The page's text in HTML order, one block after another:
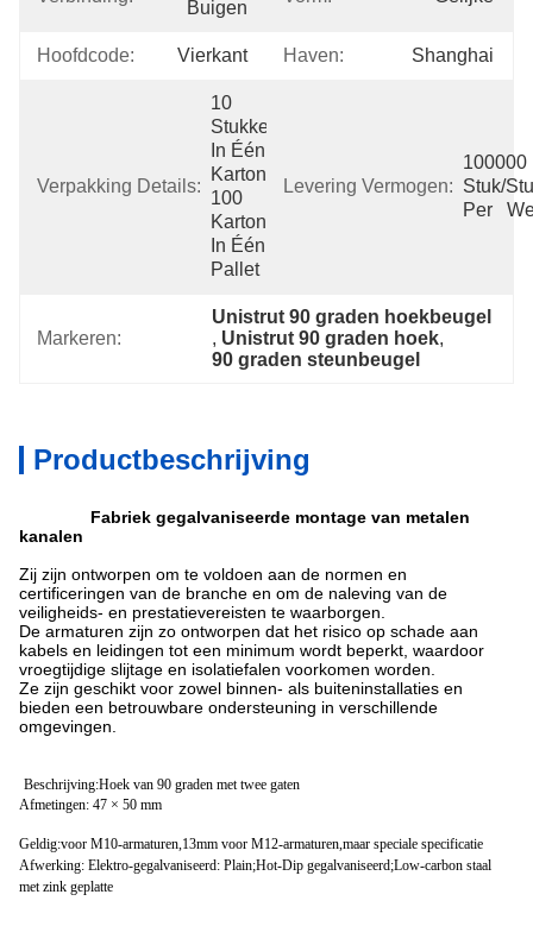
Buigen
Hoofdcode: Vierkant Haven: Shanghai
Verpakking Details:
10
Stukken
In Één
Karton,
100
Kartons
In Één
Pallet
Levering Vermogen:
100000
Stuk/
Per
Markeren:
Unistrut 90 graden hoekbeugel
, Unistrut 90 graden hoek,
90 graden steunbeugel
Productbeschrijving
Fabriek gegalvaniseerde montage van metalen
kanalen
Zij zijn ontworpen om te voldoen aan de normen en
certificeringen van de branche en om de naleving van de
veiligheids- en prestatievereisten te waarborgen.
De armaturen zijn zo ontworpen dat het risico op schade aan
kabels en leidingen tot een minimum wordt beperkt, waardoor
vroegtijdige slijtage en isolatiefalen voorkomen worden.
Ze zijn geschikt voor zowel binnen- als buiteninstallaties en
bieden een betrouwbare ondersteuning in verschillende
omgevingen.
Beschrijving:Hoek van 90 graden met twee gaten
Afmetingen: 47 × 50 mm
Geldig:voor M10-armaturen,13mm voor M12-armaturen,maar speciale specificatie
Afwerking: Elektro-gegalvaniseerd: Plain;Hot-Dip gegalvaniseerd;Low-carbon staal
met zink geplatte